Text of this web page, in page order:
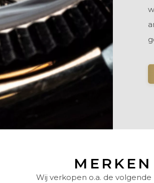
MERKEN
Wij verkopen o.a. de